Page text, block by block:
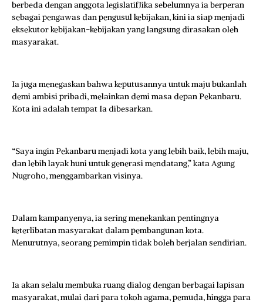
berbeda dengan anggota legislatifJika sebelumnya ia berperan
sebagai pengawas dan pengusul kebijakan, kini ia siap menjadi
eksekutor kebijakan-kebijakan yang langsung dirasakan oleh
masyarakat.
Ia juga menegaskan bahwa keputusannya untuk maju bukanlah
demi ambisi pribadi, melainkan demi masa depan Pekanbaru.
Kota ini adalah tempat Ia dibesarkan.
“Saya ingin Pekanbaru menjadi kota yang lebih baik, lebih maju,
dan lebih layak huni untuk generasi mendatang,” kata Agung
Nugroho, menggambarkan visinya.
Dalam kampanyenya, ia sering menekankan pentingnya
keterlibatan masyarakat dalam pembangunan kota.
Menurutnya, seorang pemimpin tidak boleh berjalan sendirian.
Ia akan selalu membuka ruang dialog dengan berbagai lapisan
masyarakat, mulai dari para tokoh agama, pemuda, hingga para